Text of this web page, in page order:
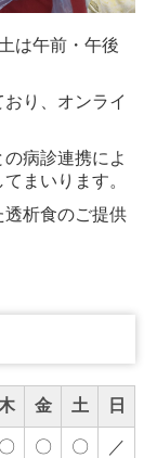
は午前・午後
り、オンライ
病診連携によ
まいります。
透析食のご提供
金 土 日
〇 〇 〇 ／